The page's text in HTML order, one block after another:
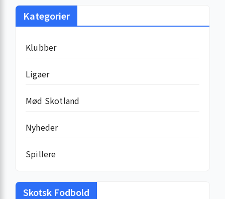
Kategorier
Klubber
Ligaer
Mød Skotland
Nyheder
Spillere
Skotsk Fodbold